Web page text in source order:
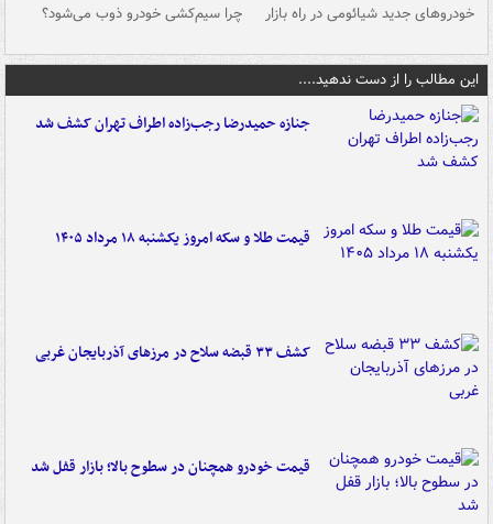
خودروهای جدید شیائومی در راه بازار چرا سیم‌کشی خودرو ذوب می‌شود؟
این مطالب را از دست ندهید....
جنازه حمیدرضا رجب‌زاده اطراف تهران کشف شد
قیمت طلا و سکه امروز یکشنبه ۱۸ مرداد ۱۴۰۵
کشف ۳۳ قبضه سلاح در مرزهای آذربایجان غربی
قیمت خودرو همچنان در سطوح بالا؛ بازار قفل شد